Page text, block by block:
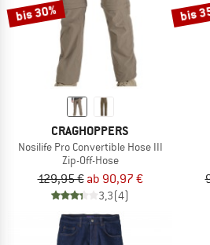
bis 30%
CRAGHOPPERS
Nosilife Pro Convertible Hose III
Zip-Off-Hose
129,95 € ab 90,97 €
3,3(4)
bis